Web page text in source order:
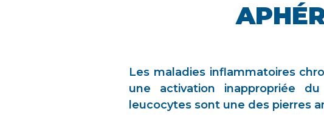
Les maladies inflammatoires
une activation inappropriée
leucocytes sont une des pierres